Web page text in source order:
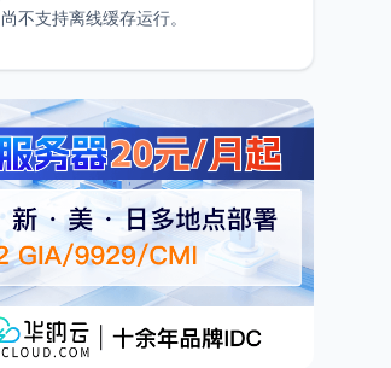
尚不支持离线缓存运行。